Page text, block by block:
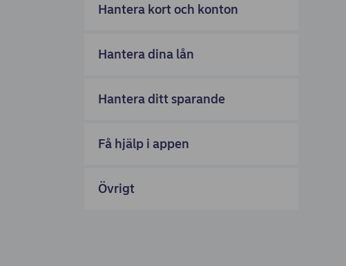
Hantera kort och konton
Hantera dina lån
Hantera ditt sparande
Få hjälp i appen
Övrigt